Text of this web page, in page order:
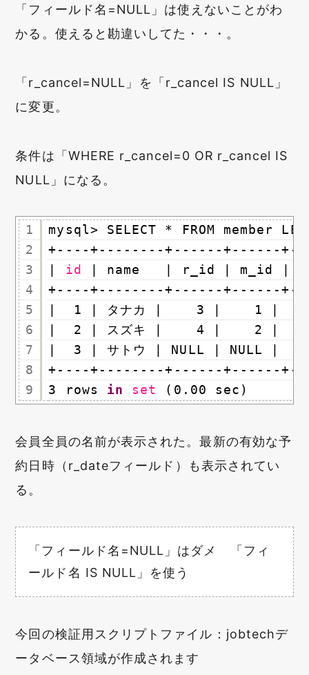
「フィールド名=NULL」は使えないことがわ
かる。使えると勘違いしてた・・・。
「r_cancel=NULL」を「r_cancel IS NULL」
に変更。
条件は「WHERE r_cancel=0 OR r_cancel IS
NULL」になる。
1
2
3
4
5
6
7
8
9
mysql> SELECT * FROM member
+----+--------+------+------
id
| name   | r_id | m_id |
+----+--------+------+------
|  1 | タナカ |    3 |    1 |
|  2 | スズキ |    4 |    2 |
|  3 | サトウ | NULL | NULL |
+----+--------+------+------
3 rows in set (0.00 sec)
会員全員の名前が表示された。最新の有効な予
約日時（r_dateフィールド）も表示されてい
る。
「フィールド名=NULL」はダメ 「フィ
ールド名 IS NULL」を使う
今回の検証用スクリプトファイル：jobtechデ
ータベース領域が作成されます